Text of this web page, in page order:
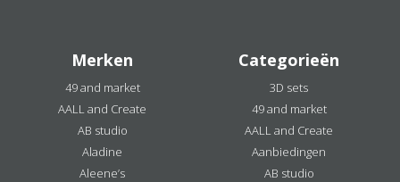
Merken
49 and market
AALL and Create
AB studio
Aladine
Aleene’s
Categorieën
3D sets
49 and market
AALL and Create
Aanbiedingen
AB studio